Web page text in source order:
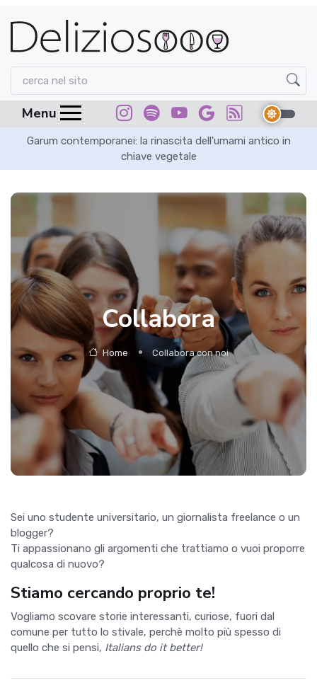
Menu
Garum contemporanei: la rinascita dell'umami antico in
chiave vegetale
Collabora
Home Collabora con noi
Sei uno studente universitario, un giornalista freelance o un
blogger?
Ti appassionano gli argomenti che trattiamo o vuoi proporre
qualcosa di nuovo?
Stiamo cercando proprio te!
Vogliamo scovare storie interessanti, curiose, fuori dal
comune per tutto lo stivale, perchè molto più spesso di
quello che si pensi, Italians do it better!